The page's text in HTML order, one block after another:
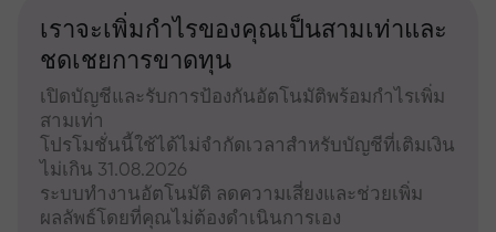
เราจะเพิ่มกำไรของคุณเป็นสามเท่าและ
ชดเชยการขาดทุน
เปิดบัญชีและรับการป้องกันอัตโนมัติพร้อมกำไรเพิ่ม
สามเท่า
โปรโมชั่นนี้ใช้ได้ไม่จำกัดเวลาสำหรับบัญชีที่เติมเงิน
ไม่เกิน 31.08.2026
ระบบทำงานอัตโนมัติ ลดความเสี่ยงและช่วยเพิ่ม
ผลลัพธ์โดยที่คุณไม่ต้องดำเนินการเอง